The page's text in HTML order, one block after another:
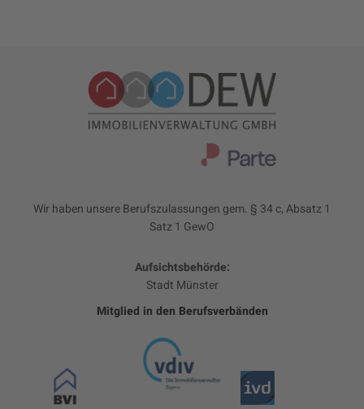
Wir haben unsere Berufszulassungen gem. § 34 c, Absatz 1
Satz 1 GewO
Aufsichtsbehörde:
Stadt Münster
Mitglied in den Berufsverbänden